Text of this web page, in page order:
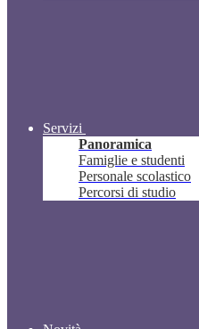
Servizi
Panoramica
Famiglie e studenti
Personale scolastico
Percorsi di studio